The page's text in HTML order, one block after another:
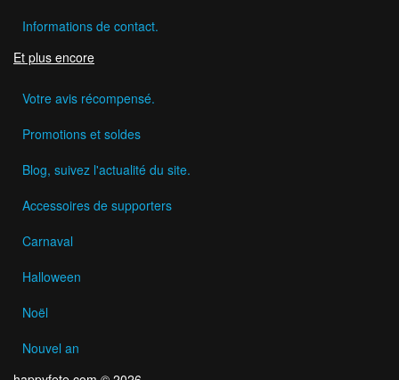
Informations de contact.
Et plus encore
Votre avis récompensé.
Promotions et soldes
Blog, suivez l'actualité du site.
Accessoires de supporters
Carnaval
Halloween
Noël
Nouvel an